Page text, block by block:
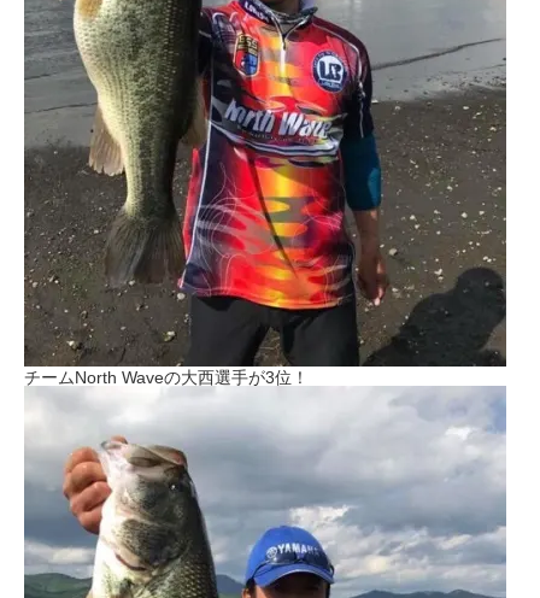
チームNorth Waveの大西選手が3位！